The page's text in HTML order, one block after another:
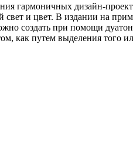
гармоничных дизайн-
и цвет. В издании на
создать при помощи
как путем выделения